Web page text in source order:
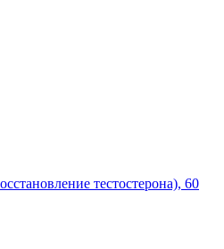
тестостерона), 60